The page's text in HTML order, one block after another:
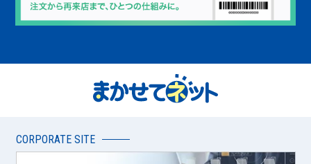
CORPORATE SITE